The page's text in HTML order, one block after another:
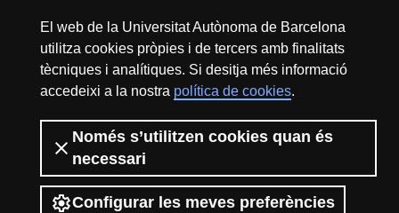
El web de la Universitat Autònoma de Barcelona
utilitza cookies pròpies i de tercers amb finalitats
tècniques i analítiques. Si desitja més informació
accedeixi a la nostra política de cookies.
Només s’utilitzen cookies quan és
necessari
Configurar les meves preferències
2026 Divulga UAB - Creative Commons
Reconeixement - No Comercial (CC BY NC) -
ISSN: 2014-6388
View low-bandwidth version